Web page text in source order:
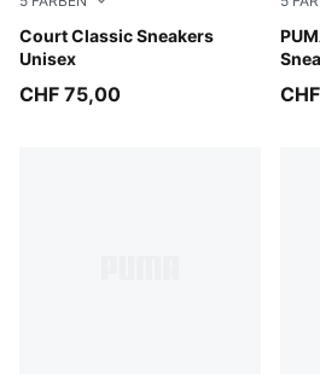
Court Classic Sneakers
Unisex
PUMA White-PUMA Black-
CHF 75,00